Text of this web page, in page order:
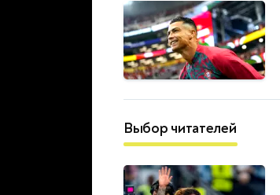
Выбор читателей